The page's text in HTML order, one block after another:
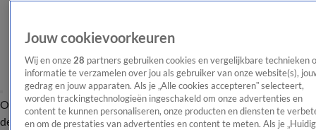
OverzichtAfleveringen Entertainment TV Algemeen
Tip
de redactieNieuwsbrief
Jouw cookievoorkeuren
Wij en onze 28 partners gebruiken cookies en vergelijkbare technieken
informatie te verzamelen over jou als gebruiker van onze website(s),
gedrag en jouw apparaten. Als je „Alle cookies accepteren” selecteert,
worden trackingtechnologieën ingeschakeld om onze advertenties en
content te kunnen personaliseren, onze producten en diensten te
en om de prestaties van advertenties en content te meten. Als je